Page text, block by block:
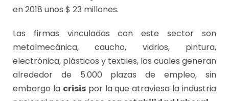
en 2018 unos $ 23 millones.
Las firmas vinculadas con este sector son
metalmecánica, caucho, vidrios, pintura,
electrónica, plásticos y textiles, las cuales generan
alrededor de 5.000 plazas de empleo, sin
embargo la crisispor la que atraviesa la industria